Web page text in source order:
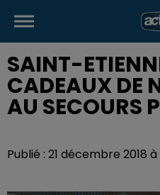
SAINT-
CADEAUX DE
AU SECOURS
Publié : 21 décembre 2018